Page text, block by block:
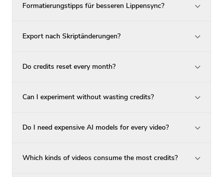
Formatierungstipps für besseren Lippensync?
Export nach Skriptänderungen?
Do credits reset every month?
Can I experiment without wasting credits?
Do I need expensive AI models for every video?
Which kinds of videos consume the most credits?